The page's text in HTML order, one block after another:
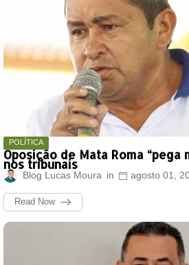
POLÍTICA
Oposição de Mata Roma “pega mais
nos tribunais
Blog Lucas Moura agosto 01,
Read Now